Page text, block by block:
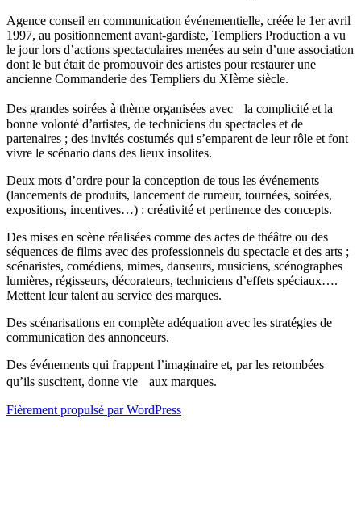
Agence conseil en communication événementielle, créée le 1er avril
1997, au positionnement avant-gardiste, Templiers Production a vu
le jour lors d’actions spectaculaires menées au sein d’une association
dont le but était de promouvoir des artistes pour restaurer une
ancienne Commanderie des Templiers du XIème siècle.
Des grandes soirées à thème organisées avec la complicité et la
bonne volonté d’artistes, de techniciens du spectacles et de
partenaires ; des invités costumés qui s’emparent de leur rôle et font
vivre le scénario dans des lieux insolites.
Deux mots d’ordre pour la conception de tous les événements
(lancements de produits, lancement de rumeur, tournées, soirées,
expositions, incentives…) : créativité et pertinence des concepts.
Des mises en scène réalisées comme des actes de théâtre ou des
séquences de films avec des professionnels du spectacle et des arts ;
scénaristes, comédiens, mimes, danseurs, musiciens, scénographes
lumières, régisseurs, décorateurs, techniciens d’effets spéciaux….
Mettent leur talent au service des marques.
Des scénarisations en complète adéquation avec les stratégies de
communication des annonceurs.
Des événements qui frappent l’imaginaire et, par les retombées
qu’ils suscitent, donne vie aux marques.
Fièrement propulsé par WordPress